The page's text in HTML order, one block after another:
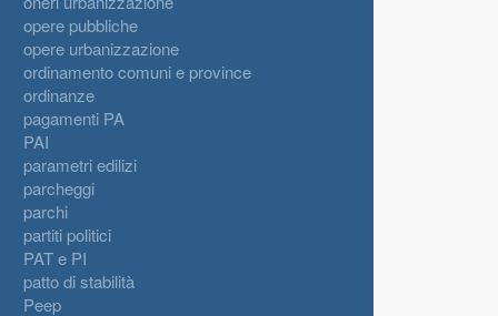
opere pubbliche
opere urbanizzazione
ordinamento comuni e province
ordinanze
pagamenti PA
PAI
parametri edilizi
parcheggi
parchi
partiti politici
PAT e PI
patto di stabilità
Peep